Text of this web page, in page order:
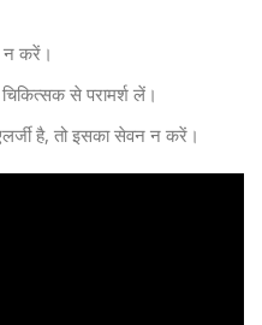
न करें।
से परामर्श लें।
है, तो इसका सेवन न करें।